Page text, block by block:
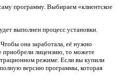
программу. Выбираем «клиентское
выполнен процесс установки.
она заработала, её нужно
приобрели лицензию, то можете
режиме. Если вы купили
версию программы, которая